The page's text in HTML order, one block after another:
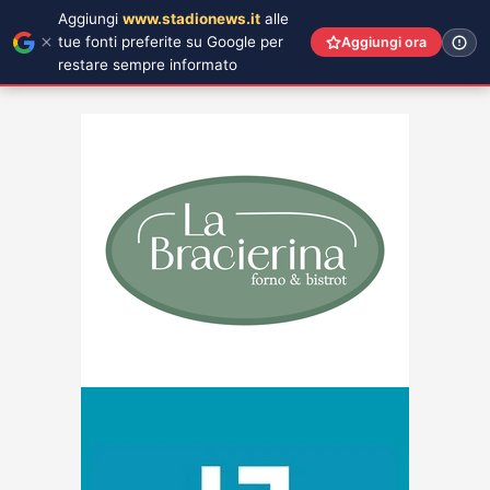
Aggiungi www.stadionews.it alle
tue fonti preferite su Google per
restare sempre informato
Aggiungi ora